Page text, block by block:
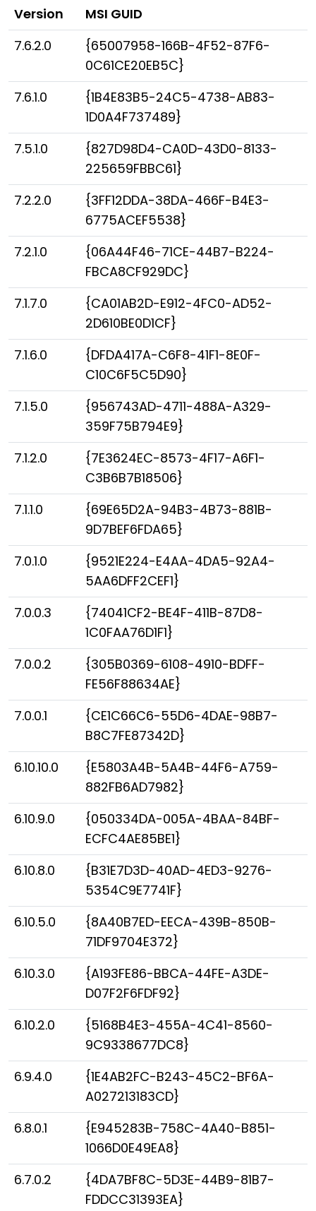
Version
MSI GUID
7.6.2.0
{65007958-166B-4F52-87F6-
0C61CE20EB5C}
7.6.1.0
{1B4E83B5-24C5-4738-AB83-
1D0A4F737489}
7.5.1.0
{827D98D4-CA0D-43D0-8133-
225659FBBC61}
7.2.2.0
{3FF12DDA-38DA-466F-B4E3-
6775ACEF5538}
7.2.1.0
{06A44F46-71CE-44B7-B224-
FBCA8CF929DC}
7.1.7.0
{CA01AB2D-E912-4FC0-AD52-
2D610BE0D1CF}
7.1.6.0
{DFDA417A-C6F8-41F1-8E0F-
C10C6F5C5D90}
7.1.5.0
{956743AD-4711-488A-A329-
359F75B794E9}
7.1.2.0
{7E3624EC-8573-4F17-A6F1-
C3B6B7B18506}
7.1.1.0
{69E65D2A-94B3-4B73-881B-
9D7BEF6FDA65}
7.0.1.0
{9521E224-E4AA-4DA5-92A4-
5AA6DFF2CEF1}
7.0.0.3
{74041CF2-BE4F-411B-87D8-
1C0FAA76D1F1}
7.0.0.2
{305B0369-6108-4910-BDFF-
FE56F88634AE}
7.0.0.1
{CE1C66C6-55D6-4DAE-98B7-
B8C7FE87342D}
6.10.10.0
{E5803A4B-5A4B-44F6-A759-
882FB6AD7982}
6.10.9.0
{050334DA-005A-4BAA-84BF-
ECFC4AE85BE1}
6.10.8.0
{B31E7D3D-40AD-4ED3-9276-
5354C9E7741F}
6.10.5.0
{8A40B7ED-EECA-439B-850B-
71DF9704E372}
6.10.3.0
{A193FE86-BBCA-44FE-A3DE-
D07F2F6FDF92}
6.10.2.0
{5168B4E3-455A-4C41-8560-
9C9338677DC8}
6.9.4.0
{1E4AB2FC-B243-45C2-BF6A-
A027213183CD}
6.8.0.1
{E945283B-758C-4A40-B851-
1066D0E49EA8}
6.7.0.2
{4DA7BF8C-5D3E-44B9-81B7-
FDDCC31393EA}
Cloud & On-Premise